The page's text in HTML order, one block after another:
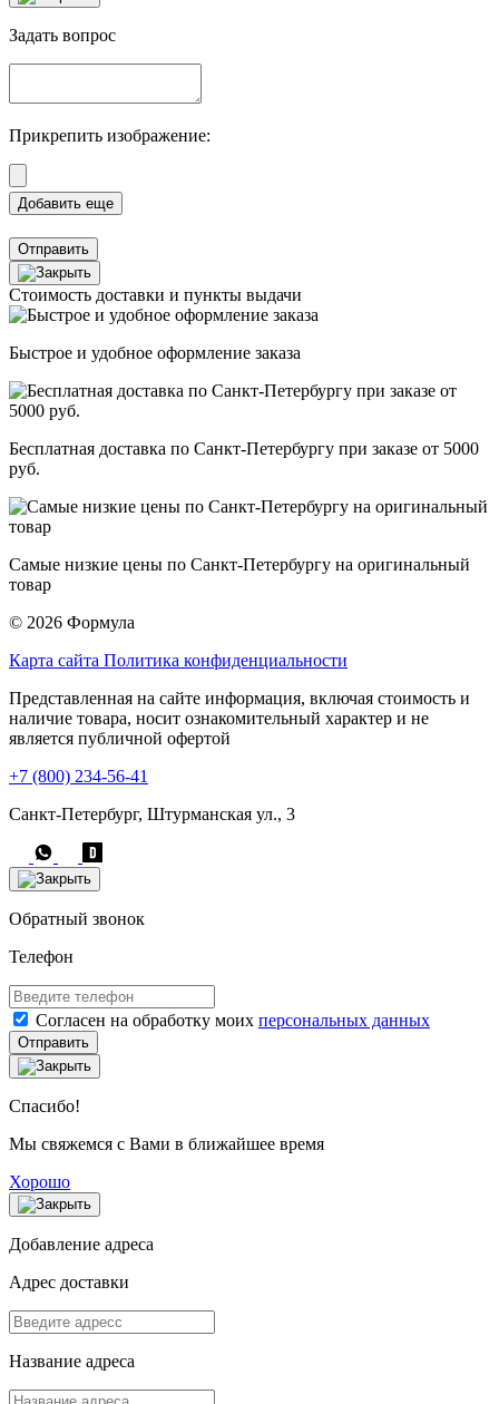
Задать вопрос
Прикрепить изображение:
Отправить
Стоимость доставки и пункты выдачи
Быстрое и удобное оформление заказа
Бесплатная доставка по Санкт-Петербургу при заказе от 5000
руб.
Самые низкие цены по Санкт-Петербургу на оригинальный
товар
© 2026 Формула
Карта сайта Политика конфиденциальности
Представленная на сайте информация, включая стоимость и
наличие товара, носит ознакомительный характер и не
является публичной офертой
+7 (800) 234-56-41
Санкт-Петербург, Штурманская ул., 3
Обратный звонок
Телефон
Согласен на обработку моих персональных данных
Отправить
Спасибо!
Мы свяжемся с Вами в ближайшее время
Хорошо
Добавление адреса
Адрес доставки
Название адреса